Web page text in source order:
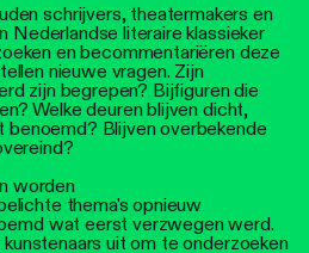
schrijvers, theatermakers en
Nederlandse literaire klassieker
en becommentariëren deze
nieuwe vragen. Zijn
zijn begrepen? Bijfiguren die
Welke deuren blijven dicht,
Blijven overbekende
worden
thema's opnieuw
wat eerst verzwegen werd.
uit om te onderzoeken